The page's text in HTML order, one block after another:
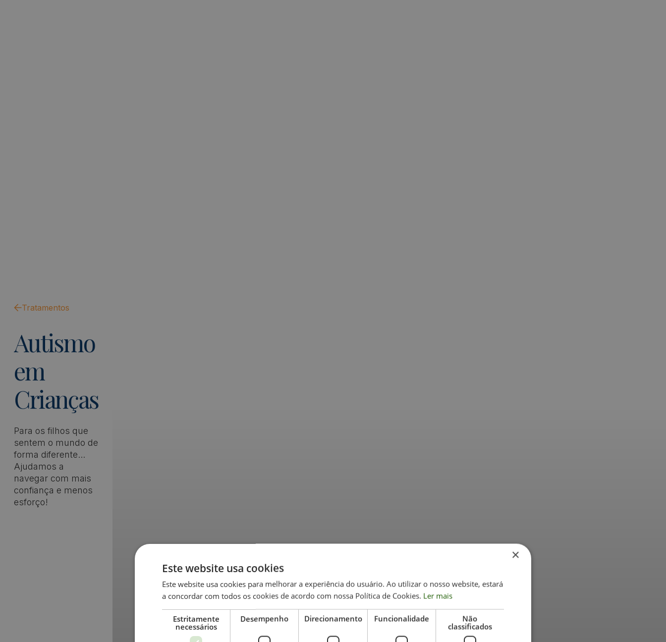
Tratamentos
Autismo
em
Crianças
Para os filhos que
sentem o mundo de
forma diferente...
Ajudamos a
navegar com mais
confiança e menos
esforço!
×
Este website usa cookies
Este website usa cookies para melhorar a experiência do usuário. Ao utilizar o nosso website, estará
a concordar com todos os cookies de acordo com nossa Política de Cookies. Ler mais
Estritamente
necessários
Desempenho Direcionamento Funcionalidade
Não
classificados